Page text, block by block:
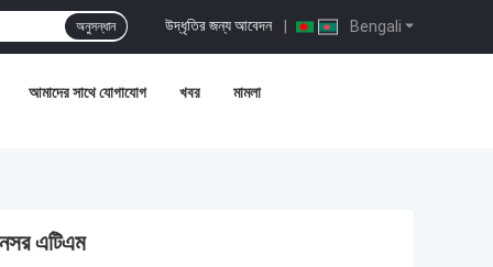
Bengali
উদ্ধৃতির জন্য আবেদন |
অনুসন্ধান
আমাদের সাথে যোগাযোগ খবর মামলা
এটিএম